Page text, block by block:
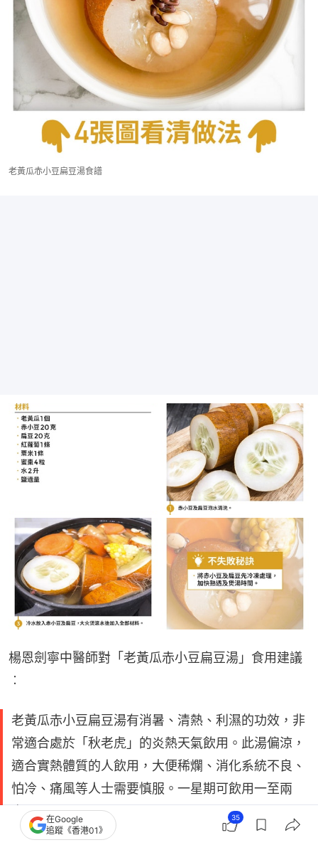
老黃瓜赤小豆扁豆湯食譜
楊恩劍寧中醫師對「老黃瓜赤小豆扁豆湯」食用建議
︰
老黃瓜赤小豆扁豆湯有消暑、清熱、利濕的功效，非
常適合處於「秋老虎」的炎熱天氣飲用。此湯偏涼，
適合實熱體質的人飲用，大便稀爛、消化系統不良、
怕冷、痛風等人士需要慎服。一星期可飲用一至兩
次。
在Google
追蹤《香港01》
35